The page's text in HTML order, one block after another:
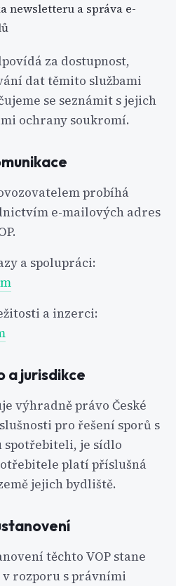
newsletteru a správa e-
za dostupnost,
dat těmito službami
se seznámit s jejich
ochrany soukromí.
probíhá
e-mailových adres
a spolupráci:
a inzerci:
a jurisdikce
výhradně právo České
pro řešení sporů s
spotřebiteli, je sídlo
platí příslušná
jejich bydliště.
těchto VOP stane
rozporu s právními